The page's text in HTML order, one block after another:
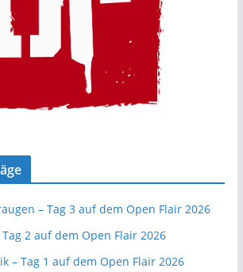
– Tag 3 auf dem Open Flair 2026
2 auf dem Open Flair 2026
– Tag 1 auf dem Open Flair 2026